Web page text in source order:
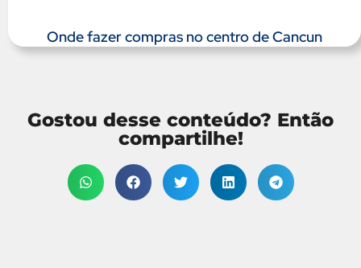
Onde fazer compras no centro de Cancun
Gostou desse conteúdo? Então
compartilhe!